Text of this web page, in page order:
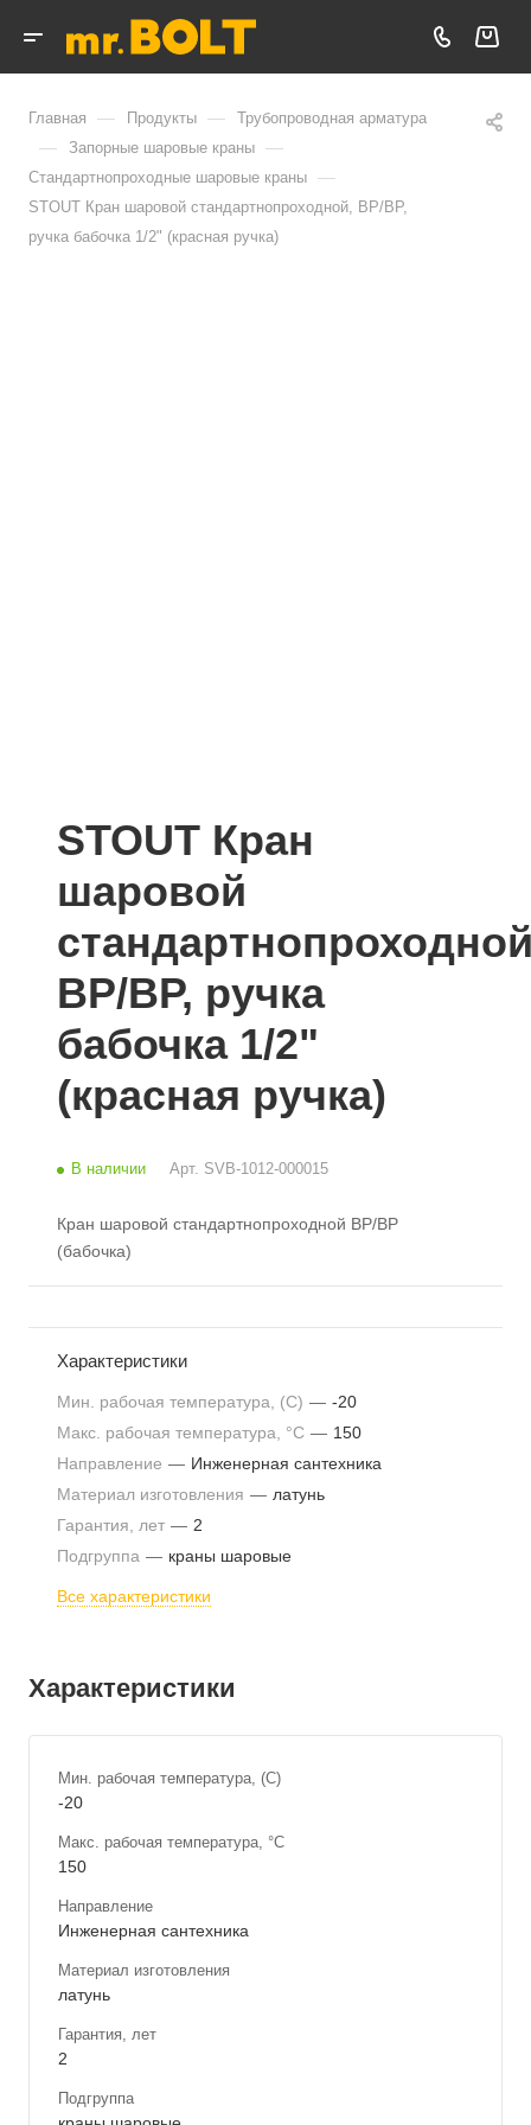
Главная — Продукты — Трубопроводная арматура
— Запорные шаровые краны —
Стандартнопроходные шаровые краны —
STOUT Кран шаровой стандартнопроходной, ВР/ВР,
ручка бабочка 1/2" (красная ручка)
STOUT Кран
шаровой
ВР/ВР, ручка
бабочка 1/2"
(красная ручка)
В наличии Арт. SVB-1012-000015
Кран шаровой стандартнопроходной ВР/ВР
(бабочка)
Характеристики
Мин. рабочая температура, (С) — -20
Макс. рабочая температура, °С — 150
Направление — Инженерная сантехника
Материал изготовления — латунь
Гарантия, лет — 2
Подгруппа — краны шаровые
Все характеристики
Характеристики
Мин. рабочая температура, (С)
-20
Макс. рабочая температура, °С
150
Направление
Инженерная сантехника
Материал изготовления
латунь
Гарантия, лет
2
Подгруппа